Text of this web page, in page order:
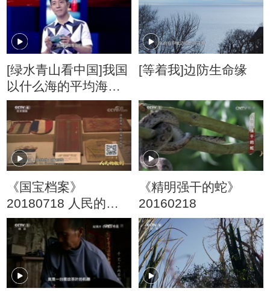
[绿水青山看中国]我国
以什么海的平均海平
面作为零海拔？
[等着我]边防生命缘
《国宝档案》
20180718 人民的胜
利·决战淮海——百姓
争相去参军
《精明强干的蛇》
20160218